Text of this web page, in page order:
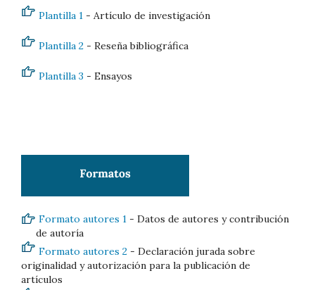
Plantilla 1 - Artículo de investigación
Plantilla 2 - Reseña bibliográfica
Plantilla 3 - Ensayos
Formato autores 1 - Datos de autores y contribución
de autoría
Formato autores 2 - Declaración jurada sobre
originalidad y autorización para la publicación de
artículos